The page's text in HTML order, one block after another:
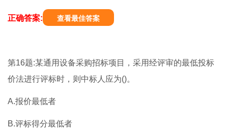
正确答案: 查看最佳答案
第16题:某通用设备采购招标项目，采用经评审的最低投标
价法进行评标时，则中标人应为()。
A.报价最低者
B.评标得分最低者